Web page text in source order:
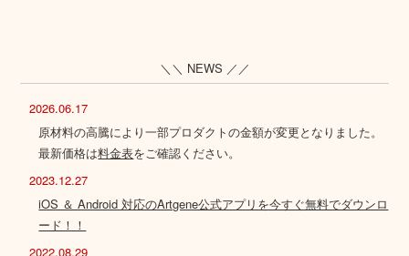
＼＼ NEWS ／／
2026.06.17
原材料の高騰により一部プロダクトの金額が変更となりました。
最新価格は料金表をご確認ください。
2023.12.27
iOS ＆ Android 対応のArtgene公式アプリを今すぐ無料でダウンロ
ード！！
2022.08.29